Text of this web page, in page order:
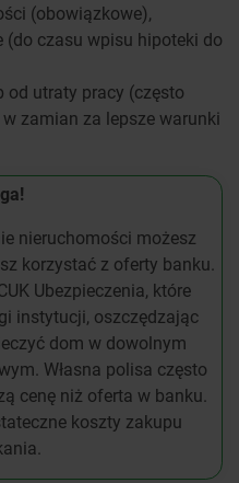
(obowiązkowe),
(do czasu wpisu hipoteki do
od utraty pracy (często
zamian za lepsze warunki
nieruchomości możesz
korzystać z oferty banku.
Ubezpieczenia, które
instytucji, oszczędzając
dom w dowolnym
Własna polisa często
cenę niż oferta w banku.
koszty zakupu